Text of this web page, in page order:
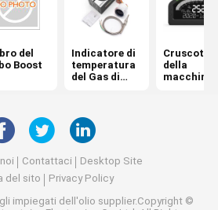
di rapporto
del
Boost
Indicatore di
temperatura
del Gas di
Cruscotto
della
macchina
Contattaci
Desktop Site
del sito
Privacy Policy
impiegati dell'olio supplier.Copyright ©